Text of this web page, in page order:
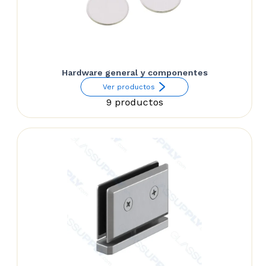
Hardware general y componentes
Ver productos
9 productos